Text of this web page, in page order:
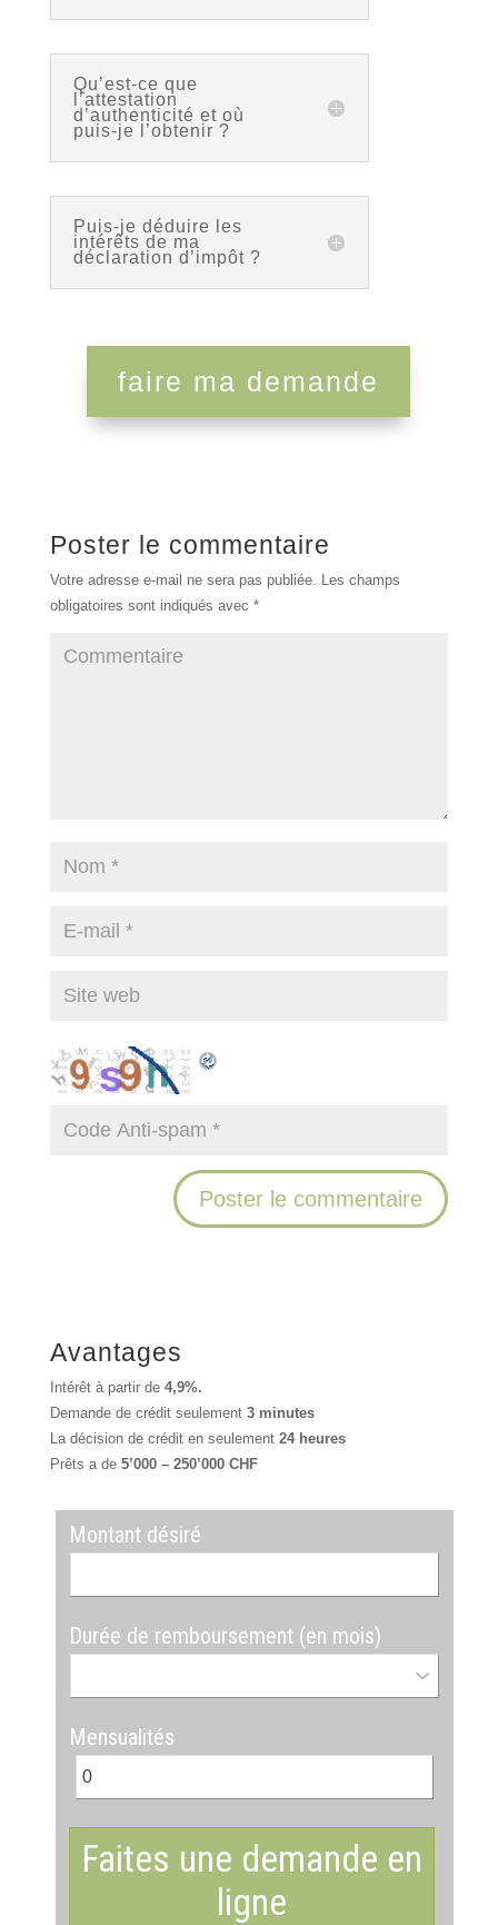
Qu’est-ce que
l’attestation
d’authenticité et où
puis-je l’obtenir ?
Puis-je déduire les
intérêts de ma
déclaration d’impôt ?
faire ma demande
Poster le commentaire
Votre adresse e-mail ne sera pas publiée. Les champs
obligatoires sont indiqués avec *
Avantages
Intérêt à partir de 4,9%.
Demande de crédit seulement 3 minutes
La décision de crédit en seulement 24 heures
Prêts a de 5’000 – 250’000 CHF
Montant désiré
Durée de remboursement (en mois)
Mensualités
Faites une demande en
ligne